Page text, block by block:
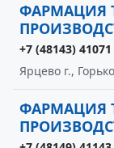
ФАРМАЦИЯ
+7 (48143) 41071
Ярцево г.,
ФАРМАЦИЯ